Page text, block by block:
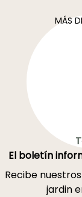
MÁS
El boletín
Recibe
jardin